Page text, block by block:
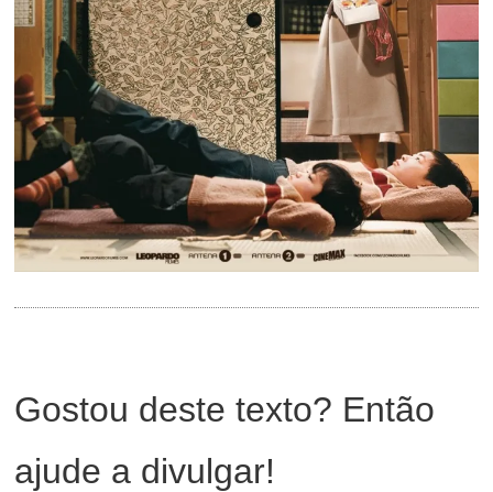
Gostou deste texto? Então
ajude a divulgar!